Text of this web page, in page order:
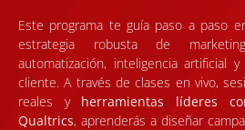
Este programa te guía paso a paso
estrategia robusta de
automatización, inteligencia artificial
cliente. A través de clases en vivo,
reales y herramientas líderes
Qualtrics, aprenderás a diseñar